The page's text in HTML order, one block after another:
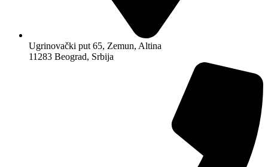
Ugrinovački put 65, Zemun, Altina
11283 Beograd, Srbija